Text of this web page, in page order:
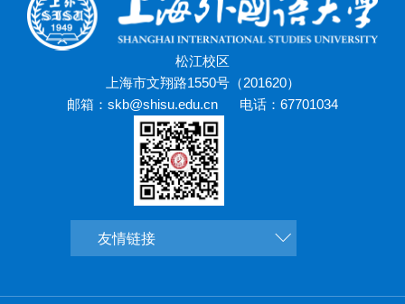
松江校区
上海市文翔路1550号（201620）
邮箱：skb@shisu.edu.cn
电话：67701034
友情链接